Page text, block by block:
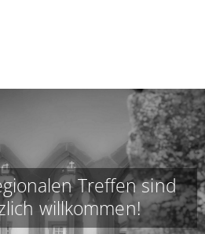
Treffen sind
willkommen!